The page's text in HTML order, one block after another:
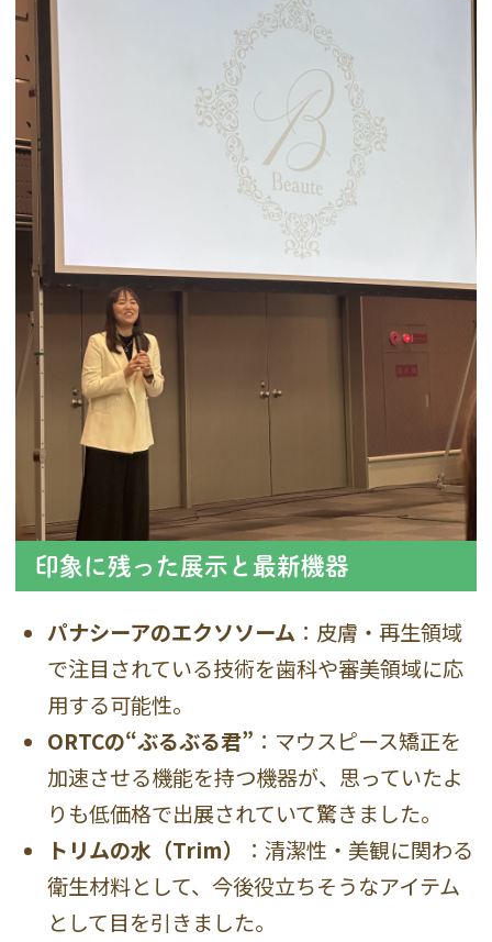
印象に残った展示と最新機器
パナシーアのエクソソーム ：皮膚・再生領域
で注目されている技術を歯科や審美領域に応
用する可能性。
ORTCの“ぶるぶる君” ：マウスピース矯正を
加速させる機能を持つ機器が、思っていたよ
りも低価格で出展されていて驚きました。
トリムの水（Trim）
：清潔性・美観に関わる
衛生材料として、今後役立ちそうなアイテム
として目を引きました。